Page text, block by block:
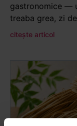
gastronomice —
treaba grea, zi
citește articol